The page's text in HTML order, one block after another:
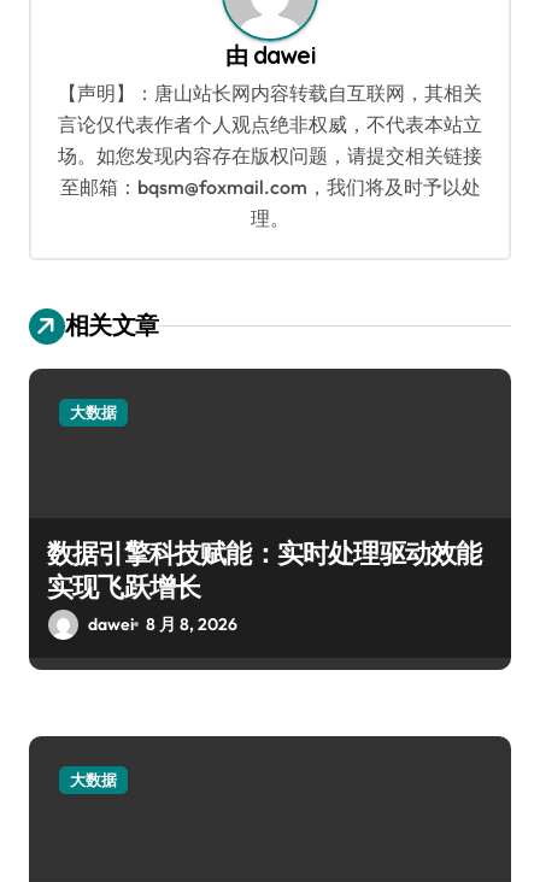
由 dawei
【声明】：唐山站长网内容转载自互联网，其相关
言论仅代表作者个人观点绝非权威，不代表本站立
场。如您发现内容存在版权问题，请提交相关链接
至邮箱：bqsm@foxmail.com，我们将及时予以处
理。
相关文章
大数据
数据引擎科技赋能：实时处理驱动效能
实现飞跃增长
dawei 8 月 8, 2026
大数据